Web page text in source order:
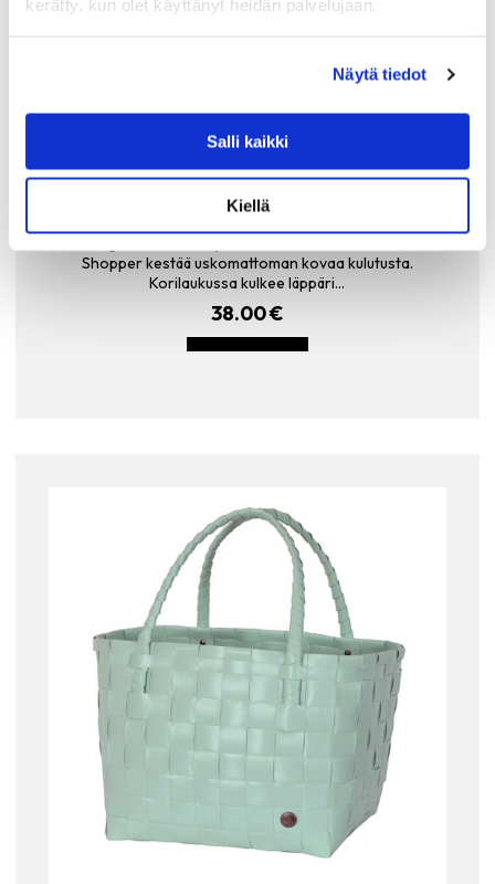
kerätty, kun olet käyttänyt heidän palvelujaan.
Näytä tiedot
Salli kaikki
Kiellä
HANDED BY PARIS SHOPPER KORIKASSI, PE
PPER RED
Handed By Paris shopper -korikassi on täydellinen
Shopper kestää uskomattoman kovaa kulutusta.
Korilaukussa kulkee läppäri…
38.00€